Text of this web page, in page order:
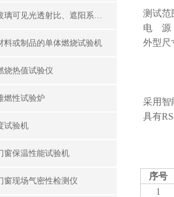
建筑玻璃可见光透射比、遮阳系数测定仪
料或制品的单体燃烧试验机
烧热值试验仪
燃性试验炉
试验机
窗保温性能试验机
窗现场气密性检测仪
测试
电 源
外型尺
采用智
具有
序号
1